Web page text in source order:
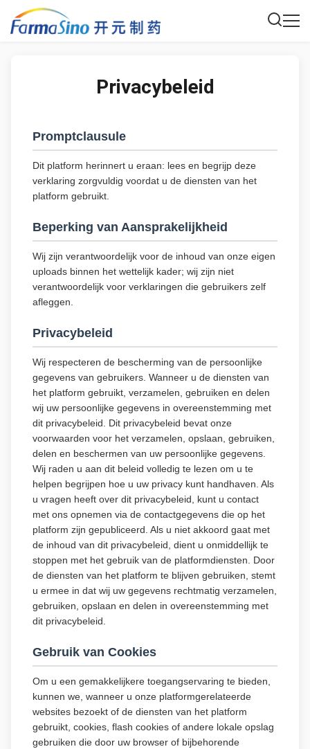
Privacybeleid
Promptclausule
Dit platform herinnert u eraan: lees en begrijp deze
verklaring zorgvuldig voordat u de diensten van het
platform gebruikt.
Beperking van Aansprakelijkheid
Wij zijn verantwoordelijk voor de inhoud van onze eigen
uploads binnen het wettelijk kader; wij zijn niet
verantwoordelijk voor verklaringen die gebruikers zelf
afleggen.
Privacybeleid
Wij respecteren de bescherming van de persoonlijke
gegevens van gebruikers. Wanneer u de diensten van
het platform gebruikt, verzamelen, gebruiken en delen
wij uw persoonlijke gegevens in overeenstemming met
dit privacybeleid. Dit privacybeleid bevat onze
voorwaarden voor het verzamelen, opslaan, gebruiken,
delen en beschermen van uw persoonlijke gegevens.
Wij raden u aan dit beleid volledig te lezen om u te
helpen begrijpen hoe u uw privacy kunt handhaven. Als
u vragen heeft over dit privacybeleid, kunt u contact
met ons opnemen via de contactgegevens die op het
platform zijn gepubliceerd. Als u niet akkoord gaat met
de inhoud van dit privacybeleid, dient u onmiddellijk te
stoppen met het gebruik van de platformdiensten. Door
de diensten van het platform te blijven gebruiken, stemt
u ermee in dat wij uw gegevens rechtmatig verzamelen,
gebruiken, opslaan en delen in overeenstemming met
dit privacybeleid.
Gebruik van Cookies
Om u een gemakkelijkere toegangservaring te bieden,
kunnen we, wanneer u onze platformgerelateerde
websites bezoekt of de diensten van het platform
gebruikt, cookies, flash cookies of andere lokale opslag
gebruiken die door uw browser of bijbehorende